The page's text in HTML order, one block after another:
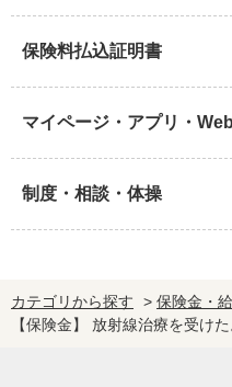
保険料払込証明書
マイページ・アプリ・Web
制度・相談・体操
カテゴリから探す > 保険金・
【保険金】 放射線治療を受けた